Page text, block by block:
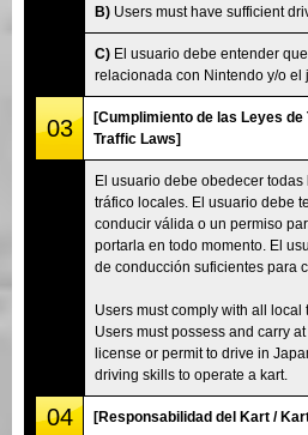
B) Users must have sufficient
C) El usuario debe entender
relacionada con Nintendo y/o el
03
[Cumplimiento de las Leyes
Traffic Laws]
El usuario debe obedecer
tráfico locales. El usuario debe
conducir válida o un permiso
portarla en todo momento. El
de conducción suficientes para
Users must comply with all local
Users must possess and carry
license or permit to drive in
driving skills to operate a kart.
04 [Responsabilidad del Kart /